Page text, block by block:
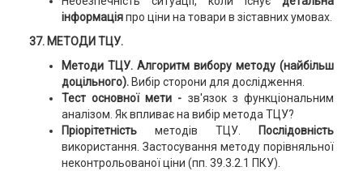
інформаціяпро ціни на товари в зіставних умовах.
37. МЕТОДИ ТЦУ.
Методи ТЦУ. Алгоритм вибору методу (найбільш
доцільного). Вибір сторони для дослідження.
Тест основної мети - зв'язок з функціональним
аналізом. Як впливає на вибір метода ТЦУ?
Пріорітетність методів ТЦУ.
Послідовність
використання. Застосування методу порівняльної
неконтрольованої ціни (пп. 39.3.2.1 ПКУ).